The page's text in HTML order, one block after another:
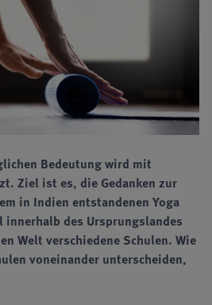
Bedeutung wird mit
Ziel ist es, die Gedanken zur
in Indien entstandenen Yoga
des Ursprungslandes
Welt verschiedene Schulen. Wie
voneinander unterscheiden,